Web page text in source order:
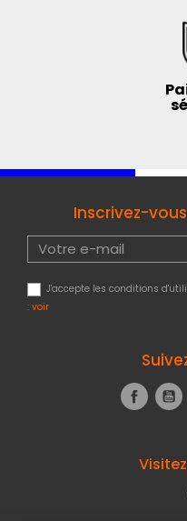
Inscrivez-
J'accepte les conditions
: voir